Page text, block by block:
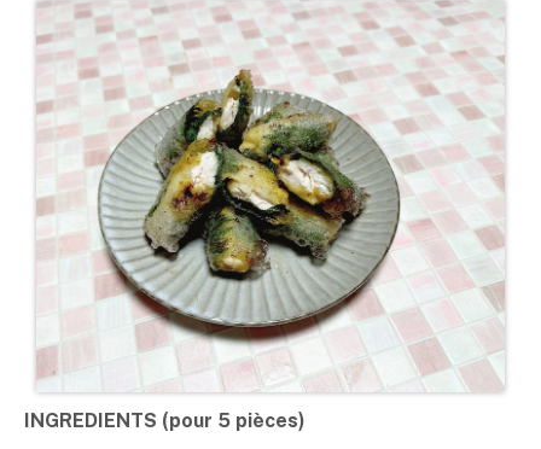
INGREDIENTS (pour 5 pièces)